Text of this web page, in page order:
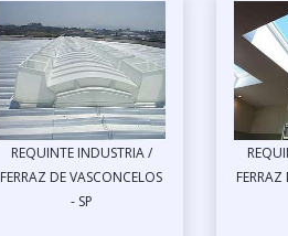
REQUINTE INDUSTRIA /
FERRAZ DE VASCONCELOS
- SP